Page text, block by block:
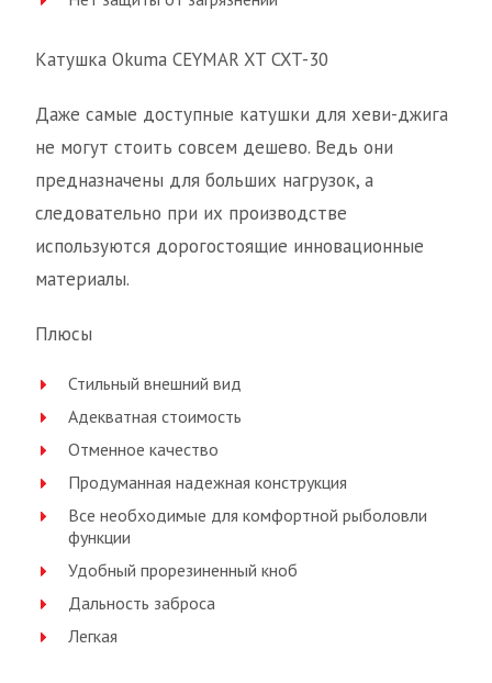
Катушка Okuma CEYMAR XT CXT-30
Даже самые доступные катушки для хеви-джига
не могут стоить совсем дешево. Ведь они
предназначены для больших нагрузок, а
следовательно при их производстве
используются дорогостоящие инновационные
материалы.
Плюсы
Стильный внешний вид
Адекватная стоимость
Отменное качество
Продуманная надежная конструкция
Все необходимые для комфортной рыболовли
функции
Удобный прорезиненный кноб
Дальность заброса
Легкая